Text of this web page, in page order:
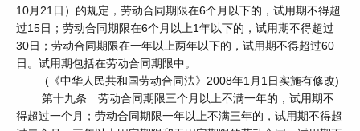
10月21日）的规定，劳动合同期限在6个月以下的，试用期不得超
过15日；劳动合同期限在6个月以上1年以下的，试用期不得超过
30日；劳动合同期限在一年以上两年以下的，试用期不得超过60
日。试用期包括在劳动合同期限中。
(《中华人民共和国劳动合同法》2008年1月1日实施有修改)
第十九条 劳动合同期限三个月以上不满一年的，试用期不
得超过一个月；劳动合同期限一年以上不满三年的，试用期不得超